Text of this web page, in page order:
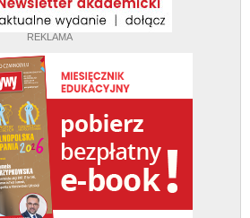
REKLAMA